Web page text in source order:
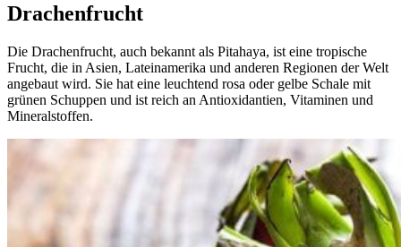
Drachenfrucht
Die Drachenfrucht, auch bekannt als Pitahaya, ist eine tropische
Frucht, die in Asien, Lateinamerika und anderen Regionen der Welt
angebaut wird. Sie hat eine leuchtend rosa oder gelbe Schale mit
grünen Schuppen und ist reich an Antioxidantien, Vitaminen und
Mineralstoffen.